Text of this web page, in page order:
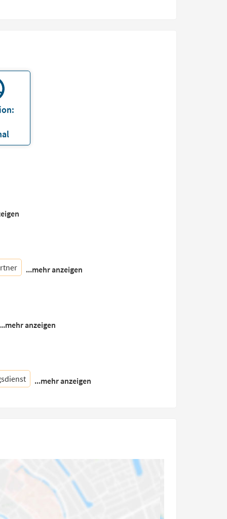
...mehr anzeigen
anzeigen
...mehr anzeigen